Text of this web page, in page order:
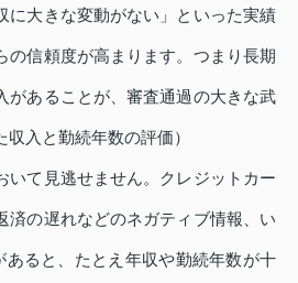
に大きな変動がない」といった実績
の信頼度が高まります。つまり長期
があることが、審査通過の大きな武
入と勤続年数の評価）
いて見逃せません。クレジットカー
済の遅れなどのネガティブ情報、い
あると、たとえ年収や勤続年数が十